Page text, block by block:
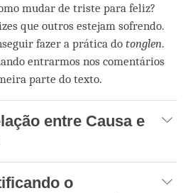
mudar de triste para feliz?
que outros estejam sofrendo.
fazer a prática do tonglen.
entrarmos nos comentários
parte do texto.
entre Causa e
o